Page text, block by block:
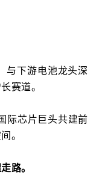
与下游电池龙头深
赛道。
际芯片巨头共建前
。
路。